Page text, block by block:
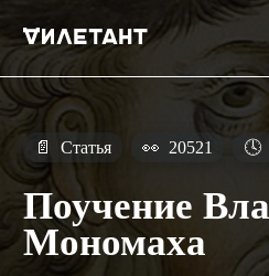
📄 Статья 👀 20521 🕓
Поучение
Мономаха